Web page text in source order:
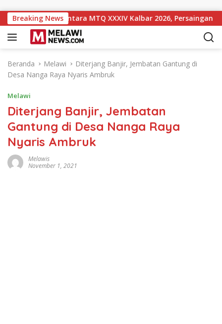
Breaking News
10 Sementara MTQ XXXIV Kalbar 2026, Persaingan Masih
Beranda Melawi
Diterjang Banjir, Jembatan Gantung di
Desa Nanga Raya Nyaris Ambruk
Melawi
Diterjang Banjir, Jembatan
Gantung di Desa Nanga Raya
Nyaris Ambruk
Melawis
November 1, 2021